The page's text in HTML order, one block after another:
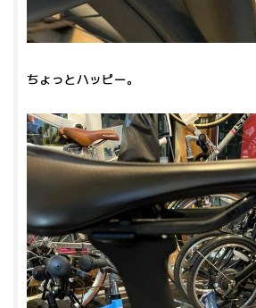
ちょっとハッピー。